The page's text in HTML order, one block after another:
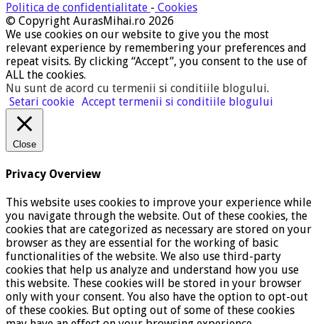
Politica de confidentialitate - Cookies
© Copyright AurasMihai.ro 2026
We use cookies on our website to give you the most
relevant experience by remembering your preferences and
repeat visits. By clicking “Accept”, you consent to the use of
ALL the cookies.
Nu sunt de acord cu termenii si conditiile blogului.
Setari cookie Accept termenii si conditiile blogului
Close
Privacy Overview
This website uses cookies to improve your experience while
you navigate through the website. Out of these cookies, the
cookies that are categorized as necessary are stored on your
browser as they are essential for the working of basic
functionalities of the website. We also use third-party
cookies that help us analyze and understand how you use
this website. These cookies will be stored in your browser
only with your consent. You also have the option to opt-out
of these cookies. But opting out of some of these cookies